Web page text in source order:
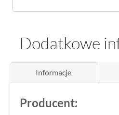
Płytka posiada
nawet na
utrzymany na
wokół domu,
Dodatkowe
Informacje
Producent: